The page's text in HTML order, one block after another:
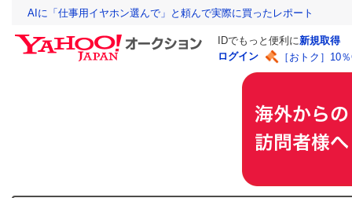
AIに「仕事用イヤホン選んで」と頼んで実際に買ったレポート
IDでもっと便利に新規取得
ログイン
［おトク］10